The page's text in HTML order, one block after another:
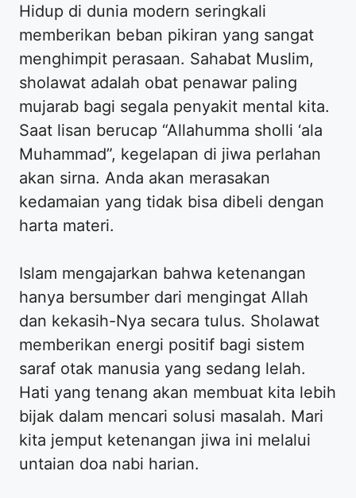
Hidup di dunia modern seringkali
memberikan beban pikiran yang sangat
menghimpit perasaan. Sahabat Muslim,
sholawat adalah obat penawar paling
mujarab bagi segala penyakit mental kita.
Saat lisan berucap “Allahumma sholli ‘ala
Muhammad”, kegelapan di jiwa perlahan
akan sirna. Anda akan merasakan
kedamaian yang tidak bisa dibeli dengan
harta materi.
Islam mengajarkan bahwa ketenangan
hanya bersumber dari mengingat Allah
dan kekasih-Nya secara tulus. Sholawat
memberikan energi positif bagi sistem
saraf otak manusia yang sedang lelah.
Hati yang tenang akan membuat kita lebih
bijak dalam mencari solusi masalah. Mari
kita jemput ketenangan jiwa ini melalui
untaian doa nabi harian.